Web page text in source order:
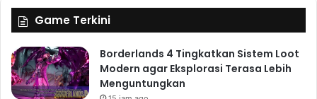
Game Terkini
Borderlands 4 Tingkatkan Sistem Loot
Modern agar Eksplorasi Terasa Lebih
Menguntungkan